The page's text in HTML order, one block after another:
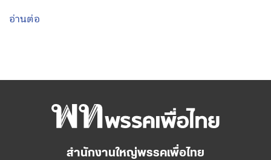
อ่านต่อ
สำนักงานใหญ่พรรคเพื่อไทย